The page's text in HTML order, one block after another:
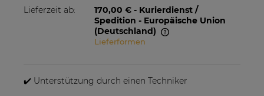
Lieferzeit ab: 170,00 € - Kurierdienst /
Spedition - Europäische Union
(Deutschland)
Im Preis sind etwaige Zahlungskosten nicht
Lieferformen
✔️ Unterstützung durch einen Techniker